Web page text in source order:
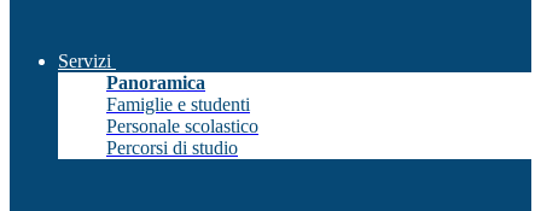
Servizi
Panoramica
Famiglie e studenti
Personale scolastico
Percorsi di studio